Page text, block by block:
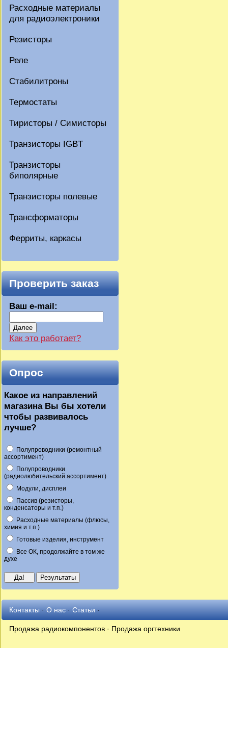
Расходные материалы
для радиоэлектроники
Резисторы
Реле
Стабилитроны
Термостаты
Тиристоры / Симисторы
Транзисторы IGBT
Транзисторы
биполярные
Транзисторы полевые
Трансформаторы
Ферриты, каркасы
Проверить заказ
Ваш e-mail:
Далее
Как это работает?
Опрос
Какое из направлений
магазина Вы бы хотели
чтобы развивалось
лучше?
Полупроводники (ремонтный
ассортимент)
Полупроводники
(радиолюбительский ассортимент)
Модули, дисплеи
Пассив (резисторы,
конденсаторы и т.п.)
Расходные материалы (флюсы,
химия и т.п.)
Готовые изделия, инструмент
Все ОК, продолжайте в том же
духе
Контакты·О нас·Статьи·
Продажа радиокомпонентов · Продажа оргтехники